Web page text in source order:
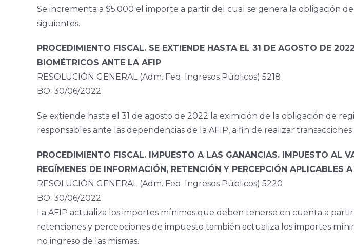
Se incrementa a $5.000 el importe a partir del cual se genera la obligación
siguientes.
PROCEDIMIENTO FISCAL. SE EXTIENDE HASTA EL 31 DE AGOSTO DE
BIOMÉTRICOS ANTE LA AFIP
RESOLUCIÓN GENERAL (Adm. Fed. Ingresos Públicos) 5218
BO: 30/06/2022
Se extiende hasta el 31 de agosto de 2022 la eximición de la obligación de
responsables ante las dependencias de la AFIP, a fin de realizar
PROCEDIMIENTO FISCAL. IMPUESTO A LAS GANANCIAS. IMPUESTO AL
REGÍMENES DE INFORMACIÓN, RETENCIÓN Y PERCEPCIÓN APLICABLES
RESOLUCIÓN GENERAL (Adm. Fed. Ingresos Públicos) 5220
BO: 30/06/2022
La AFIP actualiza los importes mínimos que deben tenerse en cuenta a
retenciones y percepciones de impuesto también actualiza los importes
no ingreso de las mismas.